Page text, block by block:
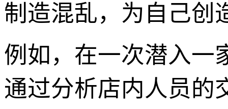
制造混乱，为自己创
例如，在一次潜入一
通过分析店内人员的